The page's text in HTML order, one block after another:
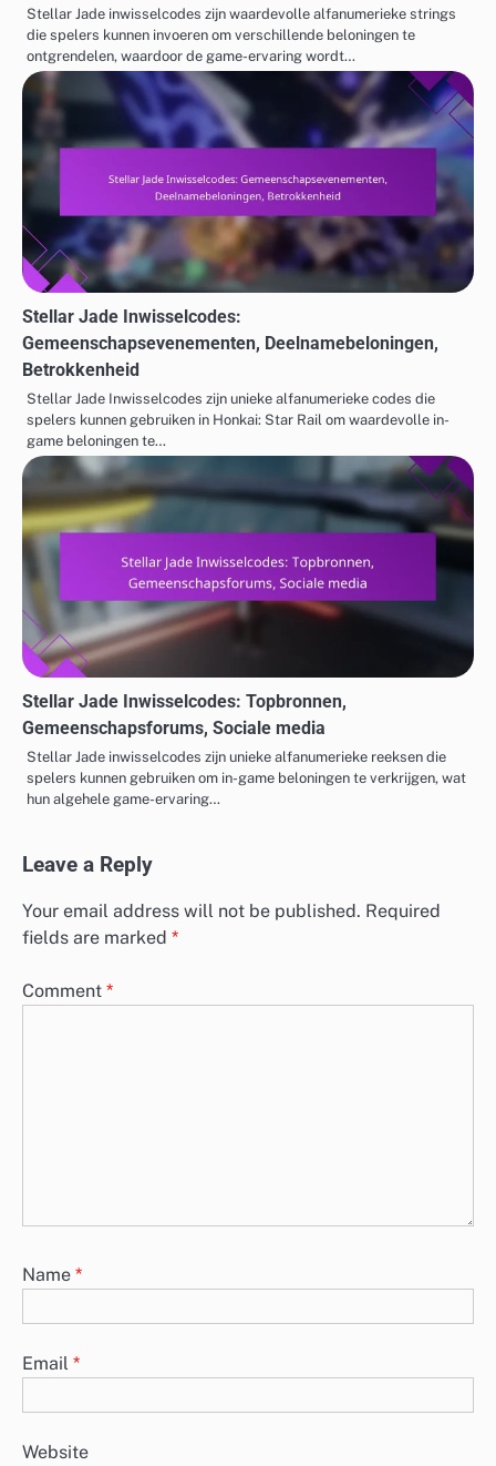
Stellar Jade inwisselcodes zijn waardevolle alfanumerieke strings
die spelers kunnen invoeren om verschillende beloningen te
ontgrendelen, waardoor de game-ervaring wordt…
Stellar Jade Inwisselcodes:
Gemeenschapsevenementen, Deelnamebeloningen,
Betrokkenheid
Stellar Jade Inwisselcodes zijn unieke alfanumerieke codes die
spelers kunnen gebruiken in Honkai: Star Rail om waardevolle in-
game beloningen te…
Stellar Jade Inwisselcodes: Topbronnen,
Gemeenschapsforums, Sociale media
Stellar Jade inwisselcodes zijn unieke alfanumerieke reeksen die
spelers kunnen gebruiken om in-game beloningen te verkrijgen, wat
hun algehele game-ervaring…
Leave a Reply
Your email address will not be published. Required
fields are marked *
Comment *
Name *
Email *
Website